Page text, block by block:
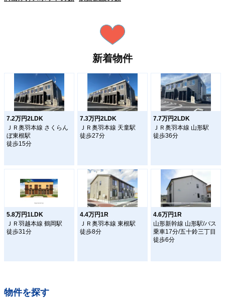
新着物件
7.2万円2LDK
ＪＲ奥羽本線 さくらん
ぼ東根駅
徒歩15分
7.3万円2LDK
ＪＲ奥羽本線 天童駅
徒歩27分
7.7万円2LDK
ＪＲ奥羽本線 山形駅
徒歩36分
5.8万円1LDK
ＪＲ羽越本線 鶴岡駅
徒歩31分
4.4万円1R
ＪＲ奥羽本線 東根駅
徒歩8分
4.6万円1R
山形新幹線 山形駅/バス
乗車17分/五十鈴三丁目
徒歩6分
物件を探す